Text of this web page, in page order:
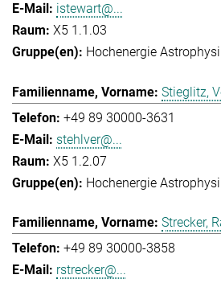
istewart@...
X5 1.1.03
Hochenergie
Stieglitz,
+49 89 30000-3631
stehlver@...
X5 1.2.07
Hochenergie
Strecker,
+49 89 30000-3858
rstrecker@...